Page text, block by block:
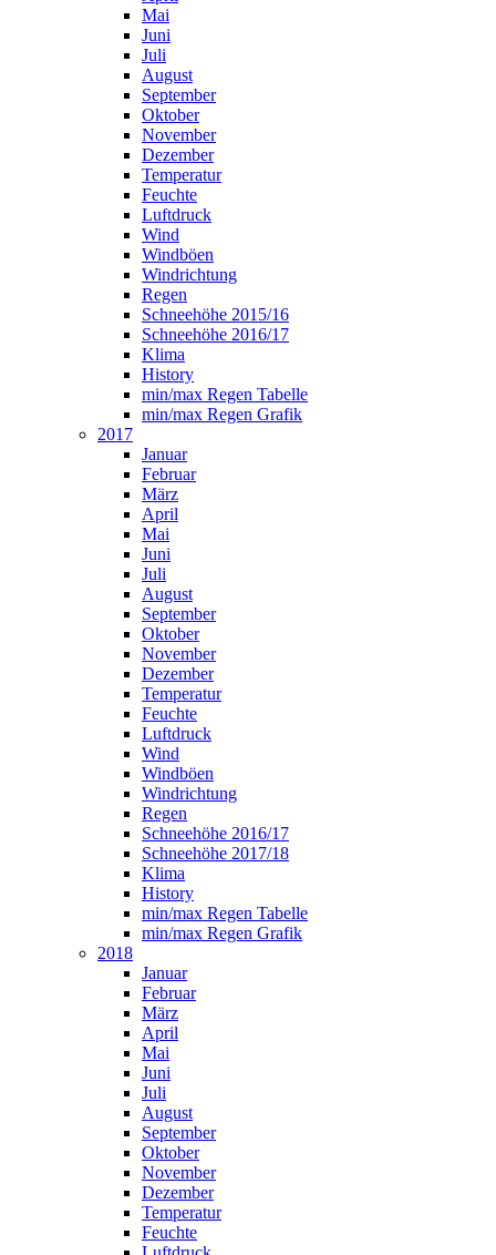
Mai
Juni
Juli
August
September
Oktober
November
Dezember
Temperatur
Feuchte
Luftdruck
Wind
Windböen
Windrichtung
Regen
Schneehöhe 2015/16
Schneehöhe 2016/17
Klima
History
min/max Regen Tabelle
min/max Regen Grafik
2017
Januar
Februar
März
April
Mai
Juni
Juli
August
September
Oktober
November
Dezember
Temperatur
Feuchte
Luftdruck
Wind
Windböen
Windrichtung
Regen
Schneehöhe 2016/17
Schneehöhe 2017/18
Klima
History
min/max Regen Tabelle
min/max Regen Grafik
2018
Januar
Februar
März
April
Mai
Juni
Juli
August
September
Oktober
November
Dezember
Temperatur
Feuchte